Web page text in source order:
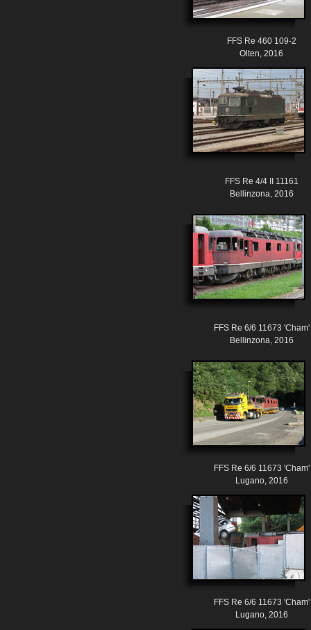
FFS Re 460 109-2
Olten, 2016
FFS Re 4/4 II 11161
Bellinzona, 2016
FFS Re 6/6 11673 'Cham'
Bellinzona, 2016
FFS Re 6/6 11673 'Cham'
Lugano, 2016
FFS Re 6/6 11673 'Cham'
Lugano, 2016